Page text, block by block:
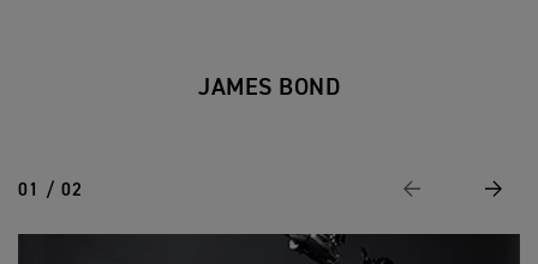
JAMES BOND
01 / 02 Page Précédente